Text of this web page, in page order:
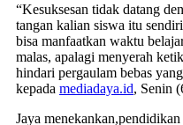
“Kesuksesan tidak datang
tangan kalian siswa itu
bisa manfaatkan waktu
malas, apalagi menyerah
hindari pergaulam bebas
kepada mediadaya.id, Senin
Jaya